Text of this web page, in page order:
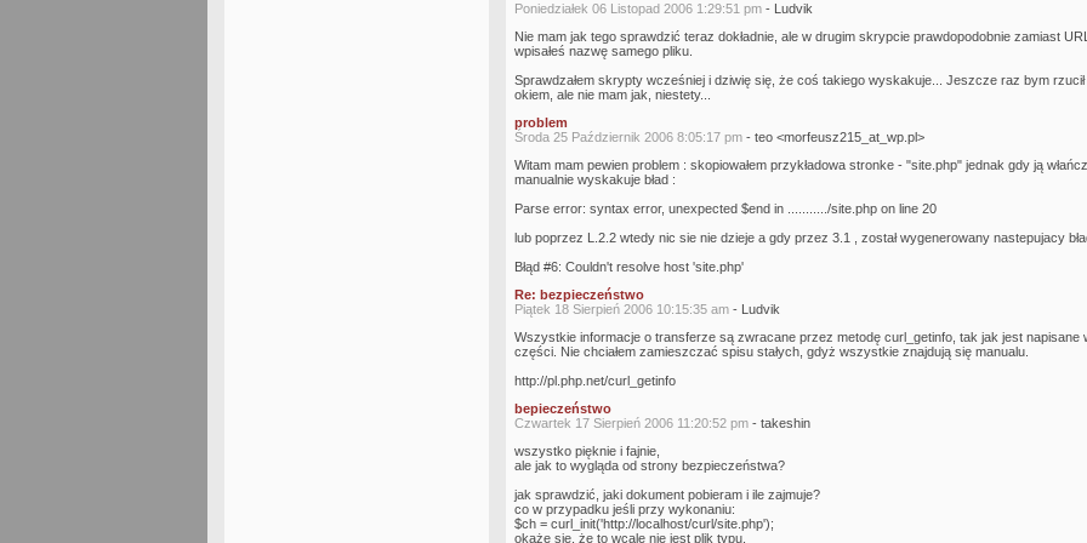
Poniedziałek 06 Listopad 2006 1:29:51 pm- Ludvik
Nie mam jak tego sprawdzić teraz dokładnie, ale w drugim skrypcie prawdopodobnie zamiast
wpisałeś nazwę samego pliku.
Sprawdzałem skrypty wcześniej i dziwię się, że coś takiego wyskakuje... Jeszcze raz bym rzucił
okiem, ale nie mam jak, niestety...
problem
Środa 25 Październik 2006 8:05:17 pm- teo <morfeusz215_at_wp.pl>
Witam mam pewien problem : skopiowałem przykładowa stronke - "site.php" jednak gdy ją
manualnie wyskakuje bład :
Parse error: syntax error, unexpected $end in .........../site.php on line 20
lub poprzez L.2.2 wtedy nic sie nie dzieje a gdy przez 3.1 , został wygenerowany nastepujacy
Błąd #6: Couldn't resolve host 'site.php'
Re: bezpieczeństwo
Piątek 18 Sierpień 2006 10:15:35 am- Ludvik
Wszystkie informacje o transferze są zwracane przez metodę curl_getinfo, tak jak jest napisane
części. Nie chciałem zamieszczać spisu stałych, gdyż wszystkie znajdują się manualu.
http://pl.php.net/curl_getinfo
bepieczeństwo
Czwartek 17 Sierpień 2006 11:20:52 pm- takeshin
wszystko pięknie i fajnie,
ale jak to wygląda od strony bezpieczeństwa?
jak sprawdzić, jaki dokument pobieram i ile zajmuje?
co w przypadku jeśli przy wykonaniu:
$ch = curl_init('http://localhost/curl/site.php');
okaże się, że to wcale nie jest plik typu,